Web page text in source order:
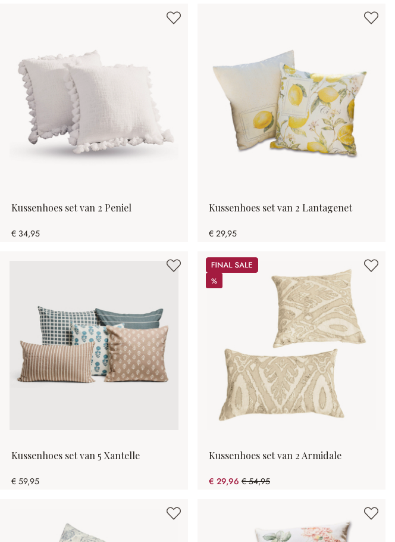
Kussenhoes set van 2 Peniel
€ 34,95
Kussenhoes set van 2 Lantagenet
€ 29,95
Kussenhoes set van 5 Xantelle
€ 59,95
Sale
%
%
Kussenhoes set van 2 Armidale
€ 29,96 € 54,95
(45.48% gespart)